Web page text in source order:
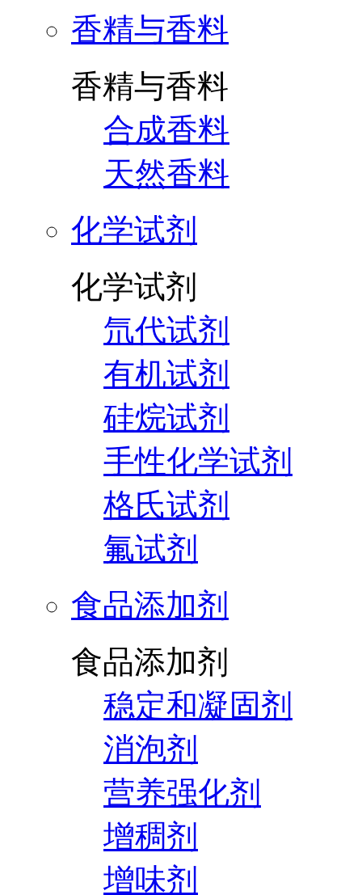
香精与香料
香精与香料
合成香料
天然香料
化学试剂
化学试剂
氘代试剂
有机试剂
硅烷试剂
手性化学试剂
格氏试剂
氟试剂
食品添加剂
食品添加剂
稳定和凝固剂
消泡剂
营养强化剂
增稠剂
增味剂